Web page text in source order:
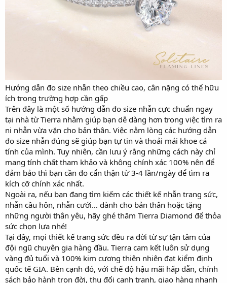
Hướng dẫn đo size nhẫn theo chiều cao, cân nặng có thể hữu
ích trong trường hợp cần gấp
Trên đây là một số hướng dẫn đo size nhẫn cực chuẩn ngay
tại nhà từ Tierra nhằm giúp bạn dễ dàng hơn trong việc tìm ra
ni nhẫn vừa vặn cho bản thân. Việc nằm lòng các hướng dẫn
đo size nhẫn đúng sẽ giúp bạn tự tin và thoải mái khoe cá
tính của mình. Tuy nhiên, cần lưu ý rằng những cách này chỉ
mang tính chất tham khảo và không chính xác 100% nên để
đảm bảo thì bạn cần đo cẩn thận từ 3-4 lần/ngày để tìm ra
kích cỡ chính xác nhất.
Ngoài ra, nếu bạn đang tìm kiếm các thiết kế nhẫn trang sức,
nhẫn cầu hôn, nhẫn cưới… dành cho bản thân hoặc tặng
những người thân yêu, hãy ghé thăm Tierra Diamond để thỏa
sức chọn lựa nhé!
Tại đây, mọi thiết kế trang sức đều ra đời từ sự tận tâm của
đội ngũ chuyên gia hàng đầu. Tierra cam kết luôn sử dụng
vàng đủ tuổi và 100% kim cương thiên nhiên đạt kiểm định
quốc tế GIA. Bên cạnh đó, với chế độ hậu mãi hấp dẫn, chính
sách bảo hành trọn đời, thu đổi cạnh tranh, giao hàng nhanh